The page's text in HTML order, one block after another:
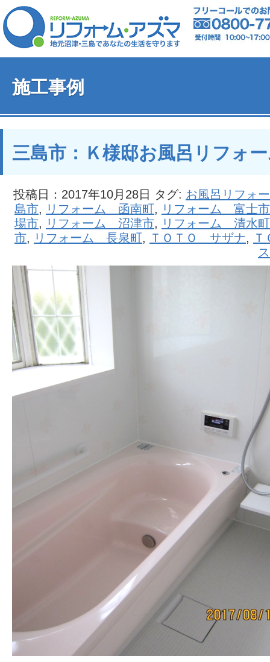
施工事例
三島市：Ｋ様邸お風呂リフォ
投稿日：2017年10月28日 タグ: お風呂リフォ
島市, リフォーム 函南町, リフォーム 富士市
場市, リフォーム 沼津市, リフォーム 清水町
市, リフォーム 長泉町, ＴＯＴＯ サザナ,
ス